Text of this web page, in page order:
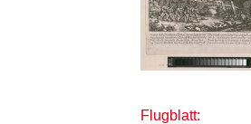
Flugblatt: